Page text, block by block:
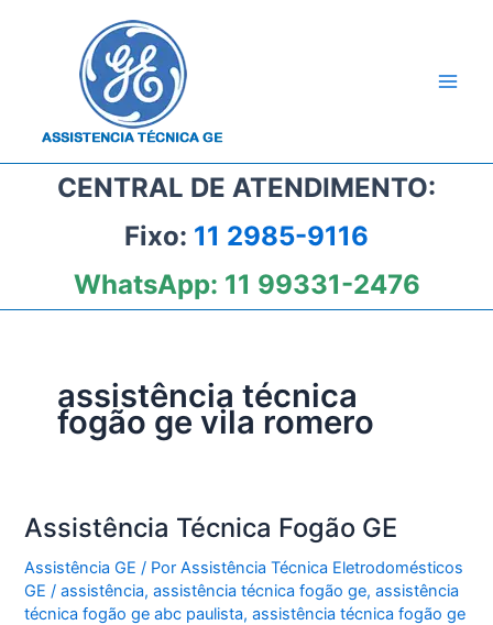
CENTRAL DE ATENDIMENTO:
Fixo: 11 2985-9116
WhatsApp: 11 99331-2476
assistência técnica
fogão ge vila romero
Assistência Técnica Fogão GE
Assistência GE / PorAssistência Técnica Eletrodomésticos
GE/assistência,assistência técnica fogão ge,assistência
técnica fogão ge abc paulista,assistência técnica fogão ge